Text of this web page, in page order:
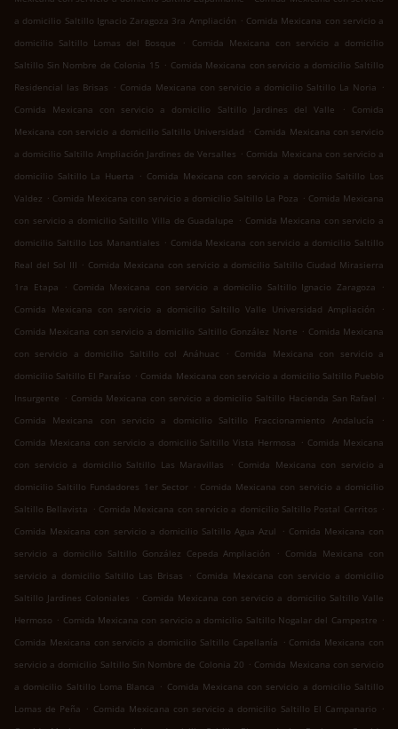
a domicilio Saltillo Ignacio Zaragoza 3ra Ampliación . Comida Mexicana con servicio a
domicilio Saltillo Lomas del Bosque
.
Comida Mexicana con servicio a domicilio
Saltillo Sin Nombre de Colonia 15 . Comida Mexicana con servicio a domicilio Saltillo
Residencial las Brisas . Comida Mexicana con servicio a domicilio Saltillo La Noria .
Comida Mexicana con servicio a domicilio Saltillo Jardines del Valle
.
Comida
Mexicana con servicio a domicilio Saltillo Universidad . Comida Mexicana con servicio
a domicilio Saltillo Ampliación Jardines de Versalles . Comida Mexicana con servicio a
domicilio Saltillo La Huerta . Comida Mexicana con servicio a domicilio Saltillo Los
Valdez . Comida Mexicana con servicio a domicilio Saltillo La Poza . Comida Mexicana
con servicio a domicilio Saltillo Villa de Guadalupe . Comida Mexicana con servicio a
domicilio Saltillo Los Manantiales . Comida Mexicana con servicio a domicilio Saltillo
Real del Sol III . Comida Mexicana con servicio a domicilio Saltillo Ciudad Mirasierra
1ra Etapa
. Comida Mexicana con servicio a domicilio Saltillo Ignacio Zaragoza
.
Comida Mexicana con servicio a domicilio Saltillo Valle Universidad Ampliación
.
Comida Mexicana con servicio a domicilio Saltillo González Norte . Comida Mexicana
con servicio a domicilio Saltillo col Anáhuac
. Comida Mexicana con servicio a
domicilio Saltillo El Paraíso . Comida Mexicana con servicio a domicilio Saltillo Pueblo
Insurgente . Comida Mexicana con servicio a domicilio Saltillo Hacienda San Rafael .
Comida Mexicana con servicio a domicilio Saltillo Fraccionamiento Andalucía
.
Comida Mexicana con servicio a domicilio Saltillo Vista Hermosa . Comida Mexicana
con servicio a domicilio Saltillo Las Maravillas
. Comida Mexicana con servicio a
domicilio Saltillo Fundadores 1er Sector . Comida Mexicana con servicio a domicilio
Saltillo Bellavista . Comida Mexicana con servicio a domicilio Saltillo Postal Cerritos .
Comida Mexicana con servicio a domicilio Saltillo Agua Azul
. Comida Mexicana con
servicio a domicilio Saltillo González Cepeda Ampliación
. Comida Mexicana con
servicio a domicilio Saltillo Las Brisas
. Comida Mexicana con servicio a domicilio
Saltillo Jardines Coloniales
. Comida Mexicana con servicio a domicilio Saltillo Valle
Hermoso . Comida Mexicana con servicio a domicilio Saltillo Nogalar del Campestre .
Comida Mexicana con servicio a domicilio Saltillo Capellanía . Comida Mexicana con
servicio a domicilio Saltillo Sin Nombre de Colonia 20 . Comida Mexicana con servicio
a domicilio Saltillo Loma Blanca . Comida Mexicana con servicio a domicilio Saltillo
Lomas de Peña . Comida Mexicana con servicio a domicilio Saltillo El Campanario .